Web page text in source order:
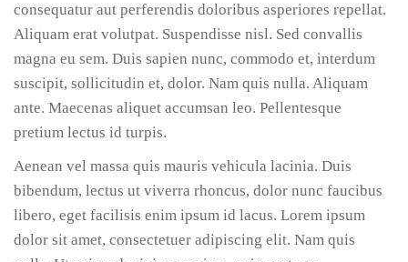
consequatur aut perferendis doloribus asperiores repellat.
Aliquam erat volutpat. Suspendisse nisl. Sed convallis
magna eu sem. Duis sapien nunc, commodo et, interdum
suscipit, sollicitudin et, dolor. Nam quis nulla. Aliquam
ante. Maecenas aliquet accumsan leo. Pellentesque
pretium lectus id turpis.
Aenean vel massa quis mauris vehicula lacinia. Duis
bibendum, lectus ut viverra rhoncus, dolor nunc faucibus
libero, eget facilisis enim ipsum id lacus. Lorem ipsum
dolor sit amet, consectetuer adipiscing elit. Nam quis